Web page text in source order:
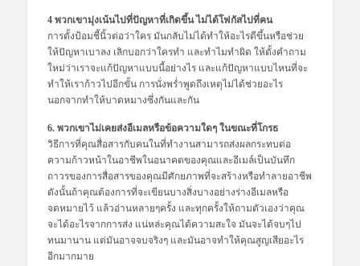
4 พวกเขามุ่งเน้นไปที่ปัญหาที่เกิดขึ้น ไม่ได้โฟกัสไปที่คน
การตั้งป้อมชี้นิ้วต่อว่าใคร มันกลับไม่ได้ทำให้อะไรดีขึ้นหรือช่วย
ให้ปัญหาเบาลง เลิกบอกว่าใครทำ และทำไมทำผิด ให้ตั้งคำถาม
ใหม่ว่าเราจะแก้ปัญหาแบบนี้อย่างไร และแก้ปัญหาแบบไหนที่จะ
ทำให้เราก้าวไปอีกขั้น การนั่งพร่ำพูดถึงเหตุไม่ได้ช่วยอะไร
นอกจากทำให้บาดหมางซึ่งกันและกัน
6. พวกเขาไม่เคยส่งอีเมลหรือข้อความใดๆ ในขณะที่โกรธ
วิธีการที่คุณสื่อสารกับคนในที่ทำงานสามารถส่งผลกระทบต่อ
ความก้าวหน้าในอาชีพในอนาคตของคุณและอีเมล์เป็นบันทึก
ถาวรของการสื่อสารของคุณมีศักยภาพที่จะสร้างหรือทำลายอาชีพ
ดังนั้นถ้าคุณต้องการที่จะเขียนบางสิ่งบางอย่างร่างอีเมลหรือ
จดหมายไว้ แล้วอ่านหลายๆครั้ง และทุกครั้งให้ถามตัวเองว่าคุณ
จะได้อะไรจากการส่ง แน่หล่ะคุณได้ความสะใจ มันจะได้จบๆไป
ทนมานาน แต่มันอาจจบจริงๆ และมันอาจทำให้คุณสูญเสียอะไร
อีกมากมาย